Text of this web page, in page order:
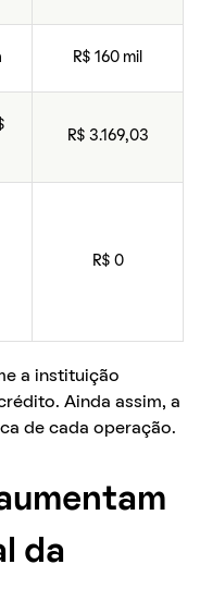
R$ 160 mil
R$ 3.169,03
R$ 0
a instituição
Ainda assim, a
de cada operação.
da